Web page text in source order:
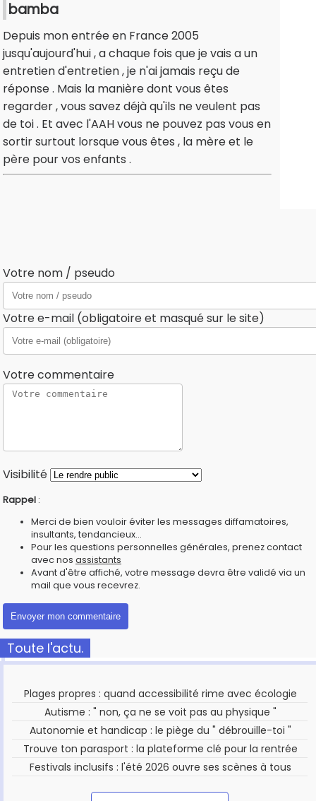
bamba
Depuis mon entrée en France 2005
jusqu'aujourd'hui , a chaque fois que je vais a un
entretien d'entretien , je n'ai jamais reçu de
réponse . Mais la manière dont vous êtes
regarder , vous savez déjà qu'ils ne veulent pas
de toi . Et avec l'AAH vous ne pouvez pas vous en
sortir surtout lorsque vous êtes , la mère et le
père pour vos enfants .
Votre nom / pseudo
Votre e-mail (obligatoire et masqué sur le site)
Votre commentaire
Visibilité
Rappel :
Merci de bien vouloir éviter les messages diffamatoires,
insultants, tendancieux...
Pour les questions personnelles générales, prenez contact
avec nos assistants
Avant d'être affiché, votre message devra être validé via un
mail que vous recevrez.
Toute l'actu.
Plages propres : quand accessibilité rime avec écologie
Autisme : " non, ça ne se voit pas au physique "
Autonomie et handicap : le piège du " débrouille-toi "
Trouve ton parasport : la plateforme clé pour la rentrée
Festivals inclusifs : l'été 2026 ouvre ses scènes à tous